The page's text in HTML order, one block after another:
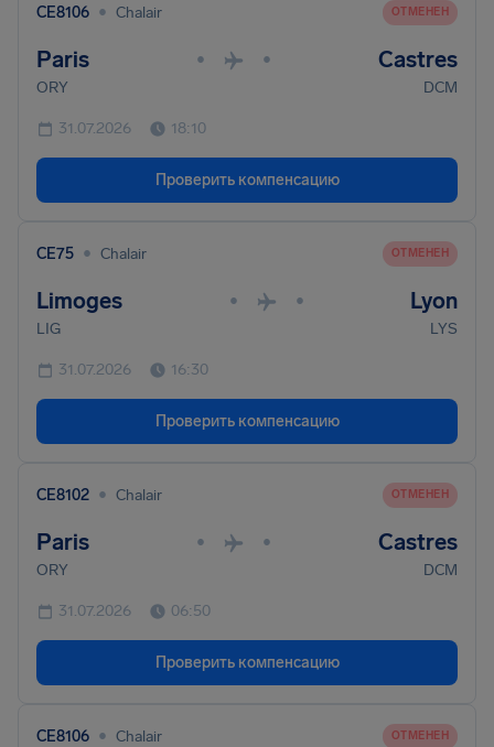
CE8106 • Chalair ОТМЕНЕН
Paris • • Castres
ORY DCM
31.07.2026 18:10
Проверить компенсацию
CE75 • Chalair ОТМЕНЕН
Limoges • • Lyon
LIG LYS
31.07.2026 16:30
Проверить компенсацию
CE8102 • Chalair ОТМЕНЕН
Paris • • Castres
ORY DCM
31.07.2026 06:50
Проверить компенсацию
CE8106 • Chalair ОТМЕНЕН